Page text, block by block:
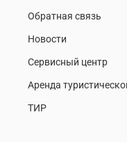
Обратная связь
Новости
Сервисный центр
Аренда
ТИР